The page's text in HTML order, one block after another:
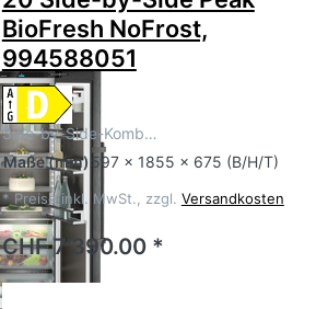
BioFresh NoFrost,
994588051
Side-by-Side-Komb…
Maße(mm) 597 x 1855 x 675 (B/H/T)
* Preise inkl. MwSt., zzgl. Versandkosten
CHF 7'390.00 *